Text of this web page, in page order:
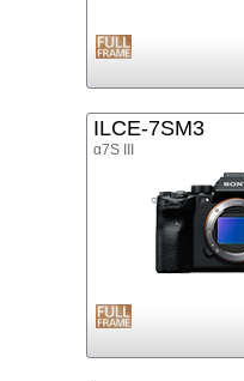
ILCE-7SM3
α7S III